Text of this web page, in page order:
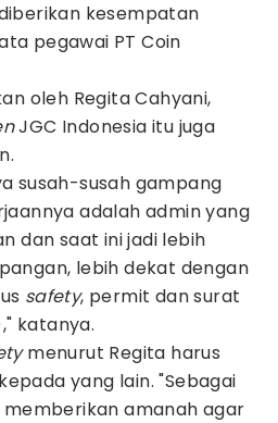
kesempatan
pegawai PT Coin
oleh Regita Cahyani,
JGC Indonesia itu juga
susah-susah gampang
adalah admin yang
dan saat ini jadi lebih
lebih dekat dengan
safety, permit dan surat
katanya.
menurut Regita harus
yang lain. "Sebagai
amanah agar